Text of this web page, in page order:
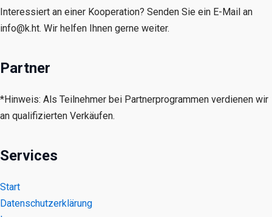
Interessiert an einer Kooperation? Senden Sie ein E-Mail an
info@k.ht. Wir helfen Ihnen gerne weiter.
Partner
*Hinweis: Als Teilnehmer bei Partnerprogrammen verdienen wir
an qualifizierten Verkäufen.
Services
Start
Datenschutzerklärung